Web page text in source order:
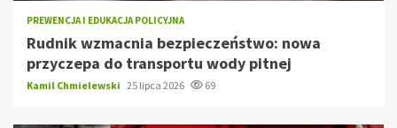
PREWENCJA I EDUKACJA POLICYJNA
Rudnik wzmacnia bezpieczeństwo: nowa
przyczepa do transportu wody pitnej
Kamil Chmielewski 25 lipca 2026 69